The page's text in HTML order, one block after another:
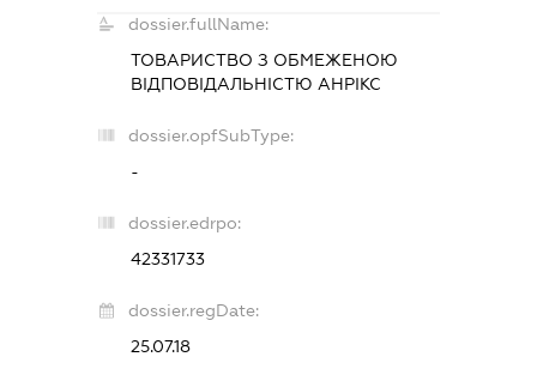
dossier.fullName:
ТОВАРИСТВО З ОБМЕЖЕНОЮ
ВІДПОВІДАЛЬНІСТЮ АНРІКС
dossier.opfSubType:
-
dossier.edrpo:
42331733
dossier.regDate:
25.07.18